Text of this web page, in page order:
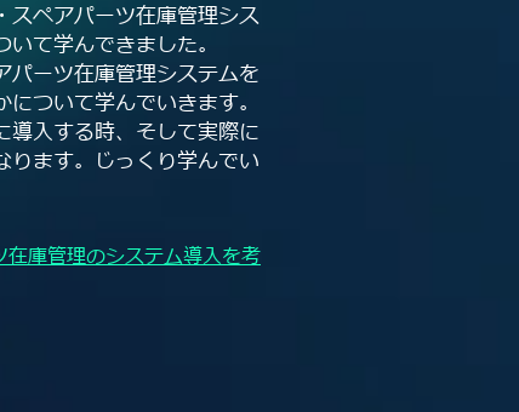
スペアパーツ在庫管理シス
て学んできました。
パーツ在庫管理システムを
ついて学んでいきます。
導入する時、そして実際に
ります。じっくり学んでい
庫管理のシステム導入を考